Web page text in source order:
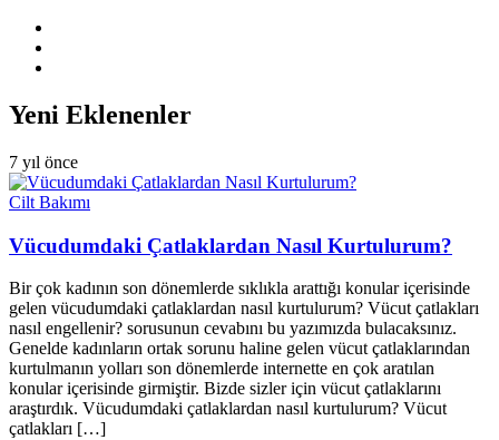
Yeni Eklenenler
7 yıl önce
Cilt Bakımı
Vücudumdaki Çatlaklardan Nasıl Kurtulurum?
Bir çok kadının son dönemlerde sıklıkla arattığı konular içerisinde
gelen vücudumdaki çatlaklardan nasıl kurtulurum? Vücut çatlakları
nasıl engellenir? sorusunun cevabını bu yazımızda bulacaksınız.
Genelde kadınların ortak sorunu haline gelen vücut çatlaklarından
kurtulmanın yolları son dönemlerde internette en çok aratılan
konular içerisinde girmiştir. Bizde sizler için vücut çatlaklarını
araştırdık. Vücudumdaki çatlaklardan nasıl kurtulurum? Vücut
çatlakları […]